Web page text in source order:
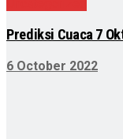
Prediksi Cuaca 7
6 October 2022